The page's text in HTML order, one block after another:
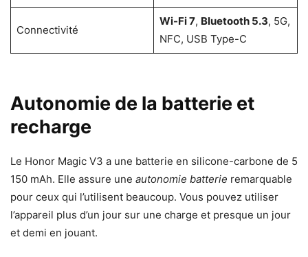
Connectivité
Wi-Fi 7, Bluetooth 5.3, 5G,
NFC, USB Type-C
Autonomie de la batterie et
recharge
Le Honor Magic V3 a une batterie en silicone-carbone de 5
150 mAh. Elle assure une autonomie batterie remarquable
pour ceux qui l’utilisent beaucoup. Vous pouvez utiliser
l’appareil plus d’un jour sur une charge et presque un jour
et demi en jouant.